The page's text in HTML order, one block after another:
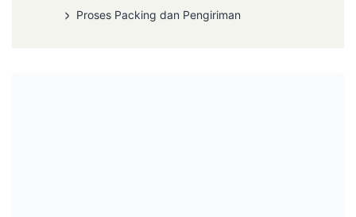
Proses Packing dan Pengiriman